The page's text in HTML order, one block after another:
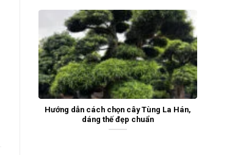
Hướng dẫn cách chọn cây Tùng La Hán,
dáng thế đẹp chuẩn